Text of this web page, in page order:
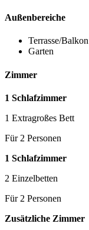
Außenbereiche
Terrasse/Balkon
Garten
Zimmer
1 Schlafzimmer
1 Extragroßes Bett
Für 2 Personen
1 Schlafzimmer
2 Einzelbetten
Für 2 Personen
Zusätzliche Zimmer